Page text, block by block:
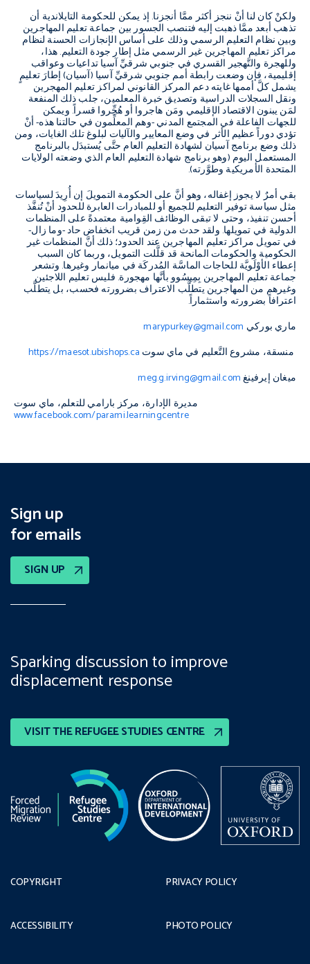
ولكنْ كان لنا أنْ ننجز أكثر ممَّا أنجزنا. إذ يمكن للحكومة التايلاندية أن
تذهب أبعد ممَّا ذهبت إليه فتنصب الجسور بين جماعة تعليم المهاجرين
وبين نظام التعليم الرسمي وذلك على أساس الإنجازات الحسنة لنظام
مراكز تعليم المهاجرين غير الرسمي مثل إطار جودة التعليم. هذا،
وللهجرة والتَّهجير القسري في جنوبي شرقيِّ آسيا تداعيات وعواقب
إقليمية، فإن وضعت رابطة أمم جنوبي شرقيِّ آسيا (آسيان) إطارَ تعليمٍ
يشمل كلَّ أممها غايته دعم المركز القانوني لمراكز تعليم المهجرين
ونقل السجلات الدراسية وتصديق خبرة المعلمين، جلب ذلك المنفعة
لمَن يبنون الاقتصاد الإقليمي ومَن هاجروا أو هُجِّروا قسراً. ويمكن
للجهات الفاعلة في المجتمع المدني -وهم المعلِّمون في حالتنا هذه- أنْ
تؤدي دوراً عظيم الأثر في وضع المعايير والآليات لبلوغ تلك الغايات، ومن
ذلك وضع برنامج آسيان لشهادة التعليم العام حتَّى يُستبدَل بالبرنامج
المستعمل اليوم (وهو برنامج شهادة التعليم العام الذي وضعته الولايات
المتحدة الأمريكية وطوَّرته).
بقي أمرٌ لا يجوز إغفاله، وهو أنَّ على الحكومة التمويلَ إن أُرِيدَ لسياسات
مثل سياسة توفير التعليم للجميع أو للمبادرات العابرة للحدود أنْ تُنفَّذ
أحسن تنفيذ، وحتى لا تبقى الوظائف القِوامية معتمدةً على المنظمات
الدولية في تمويلها. ولقد حدث من زمن قريب انخفاض حاد -وما زال-
في تمويل مراكز تعليم المهاجرين عند الحدود؛ ذلك أنَّ المنظمات غير
الحكومية والحكومات المانحة قد قلَّلت التمويل، وربما كان السبب
إعطاء الأوْلَويَّة للحاجات الماسَّة المُدركَة في ميانمار وغيرها. وتشعر
جماعة تعليم المهاجرين بِمِيسُوو بأنَّها مهجورة. فليس تعليم اللاجئين
وغيرهم من المهاجرين يتطلَّب الاعتراف بضرورته فحسب، بل يتطلَّب
اعترافاً بضرورته واستثماراً.
ماري بوركي marypurkey@gmail.com
منسقة، مشروع التَّعليم في ماي سوت https://maesot.ubishops.ca
ميغان إيرفينغmeg.g.irving@gmail.com
مديرة الإدارة، مركز بارامي للتعلم، ماي سوت
www.facebook.com/parami.learningcentre
Sign up
for emails
SIGN UP
VISIT THE REFUGEE STUDIES CENTRE
Sparking discussion to improve
displacement response
COPYRIGHT
ACCESSIBILITY
PRIVACY POLICY
PHOTO POLICY